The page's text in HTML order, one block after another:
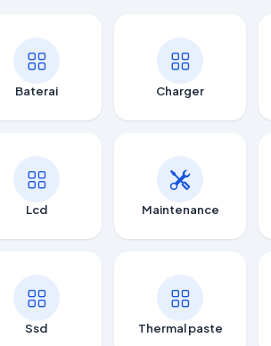
Baterai Charger
Lcd Maintenance
Ssd Thermal paste